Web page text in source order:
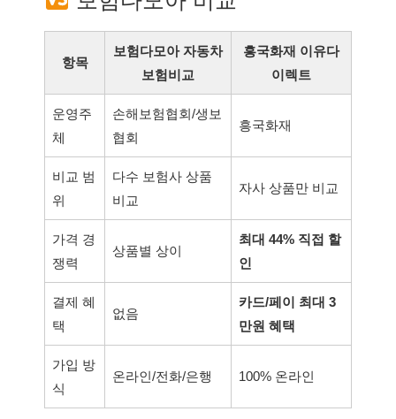
항목
보험다모아 자동차
보험비교
흥국화재 이유다
이렉트
운영주
체
손해보험협회/생보
협회
흥국화재
비교 범
위
다수 보험사 상품
비교
자사 상품만 비교
가격 경
쟁력
상품별 상이
최대 44% 직접 할
인
결제 혜
택
없음
카드/페이 최대 3
만원 혜택
가입 방
식
온라인/전화/은행 100% 온라인